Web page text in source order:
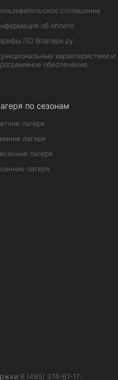
соглашение
об оплате
ПО Влагере.ру
характеристики и
обеспечение
по сезонам
лагеря
лагеря
лагеря
лагеря
8 (495) 374-61-17.